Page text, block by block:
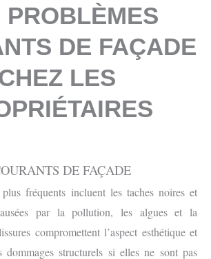
PROBLÈMES
DE FAÇADE
LES
DE FAÇADE
fréquents incluent les taches noires et
par la pollution, les algues et la
compromettent l’aspect esthétique et
dommages structurels si elles ne sont pas